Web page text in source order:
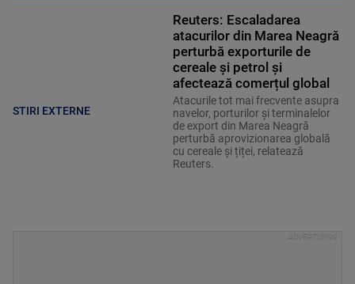
STIRI EXTERNE
Reuters: Escaladarea
atacurilor din Marea Neagră
perturbă exporturile de
cereale și petrol și
afectează comerțul global
Atacurile tot mai frecvente asupra
navelor, porturilor și terminalelor
de export din Marea Neagră
perturbă aprovizionarea globală
cu cereale și țiței, relatează
Reuters.